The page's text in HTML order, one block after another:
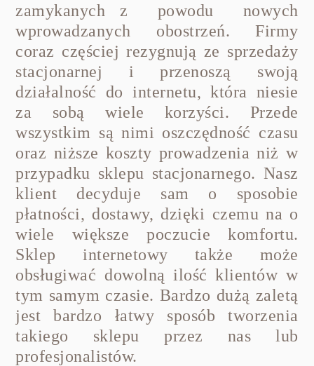
zamykanych z powodu nowych
wprowadzanych obostrzeń. Firmy
coraz częściej rezygnują ze sprzedaży
stacjonarnej i przenoszą swoją
działalność do internetu, która niesie
za sobą wiele korzyści. Przede
wszystkim są nimi oszczędność czasu
oraz niższe koszty prowadzenia niż w
przypadku sklepu stacjonarnego. Nasz
klient decyduje sam o sposobie
płatności, dostawy, dzięki czemu na o
wiele większe poczucie komfortu.
Sklep internetowy także może
obsługiwać dowolną ilość klientów w
tym samym czasie. Bardzo dużą zaletą
jest bardzo łatwy sposób tworzenia
takiego sklepu przez nas lub
profesjonalistów.